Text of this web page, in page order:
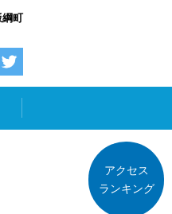
綱町
アクセス
ランキング